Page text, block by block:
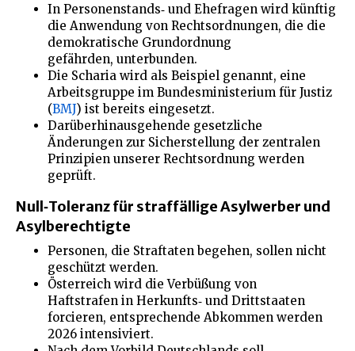
In Personenstands‑ und Ehefragen wird künftig
die Anwendung von Rechtsordnungen, die die
demokratische Grundordnung
gefährden, unterbunden.
Die Scharia wird als Beispiel genannt, eine
Arbeitsgruppe im Bundesministerium für Justiz
(BMJ) ist bereits eingesetzt.
Darüberhinausgehende gesetzliche
Änderungen zur Sicherstellung der zentralen
Prinzipien unserer Rechtsordnung werden
geprüft.
Null‑Toleranz für straffällige Asylwerber und
Asylberechtigte
Personen, die Straftaten begehen, sollen nicht
geschützt werden.
Österreich wird die Verbüßung von
Haftstrafen in Herkunfts‑ und Drittstaaten
forcieren, entsprechende Abkommen werden
2026 intensiviert.